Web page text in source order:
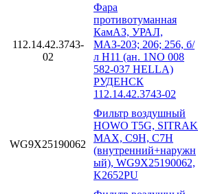
112.14.42.3743-
02
Фара
противотуманная
КамАЗ, УРАЛ,
МАЗ-203; 206; 256, б/
л H11 (ан. 1NO 008
582-037 HELLA)
РУДЕНСК
112.14.42.3743-02
WG9X25190062
Фильтр воздушный
HOWO T5G, SITRAK
MAX, C9H, C7H
(внутренний+наружн
ый), WG9X25190062,
K2652PU